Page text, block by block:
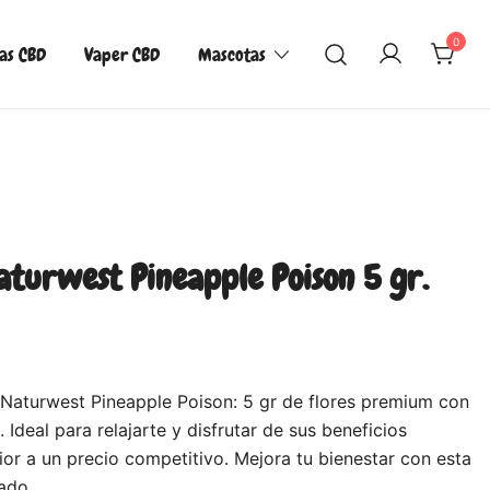
CBD Vaper CBD Mascotas
0
Pineapple Poison 5 gr.
Pineapple Poison: 5 gr de flores premium con
Ideal para relajarte y disfrutar de sus beneficios
a un precio competitivo. Mejora tu bienestar con esta